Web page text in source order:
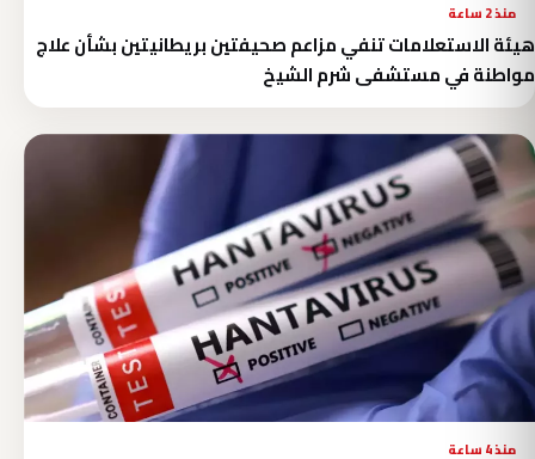
منذ 2 ساعة
هيئة الاستعلامات تنفي مزاعم صحيفتين بريطانيتين بشأن علاج
مواطنة في مستشفى شرم الشيخ
منذ 4 ساعة